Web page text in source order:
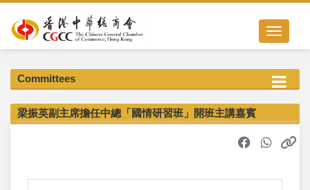
Toggle
Committees
梁振英副主席擔任中總「國情研習班」開班主講嘉賓